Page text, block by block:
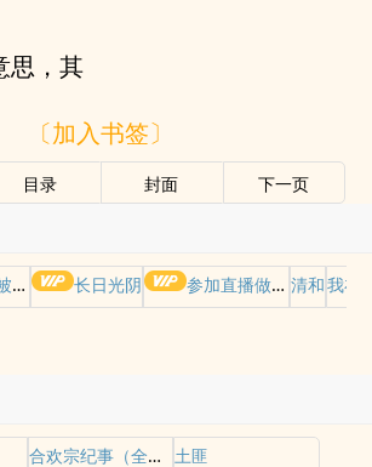
思，其
〔加入书签〕
目录 封面 下一页
长日光阴 参加直播做爱综艺后我火了(NPH) 清和我在
合欢宗纪事（全性向np） 土匪